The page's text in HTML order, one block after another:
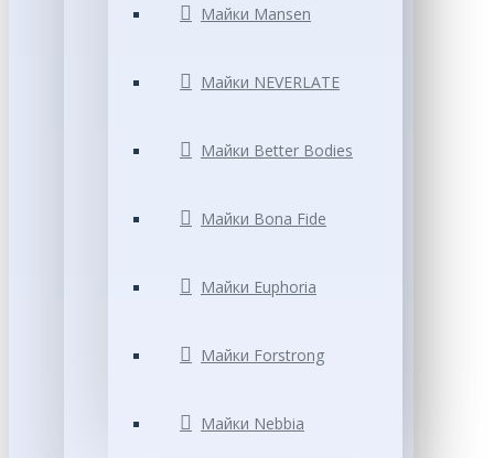
Майки Mansen
Майки NEVERLATE
Майки Better Bodies
Майки Bona Fide
Майки Euphoria
Майки Forstrong
Майки Nebbia